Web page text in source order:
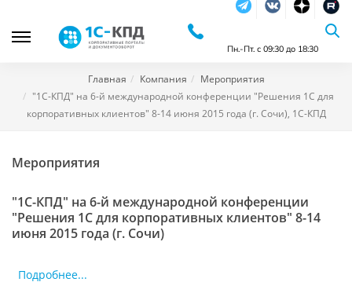
Пн.-Пт. с 09:30 до 18:30
Главная Компания
Мероприятия
"1С-КПД" на 6-й международной конференции "Решения 1С для
корпоративных клиентов" 8-14 июня 2015 года (г. Сочи), 1С-КПД
Мероприятия
"1С-КПД" на 6-й международной конференции
"Решения 1С для корпоративных клиентов" 8-14
июня 2015 года (г. Сочи)
Подробнее...